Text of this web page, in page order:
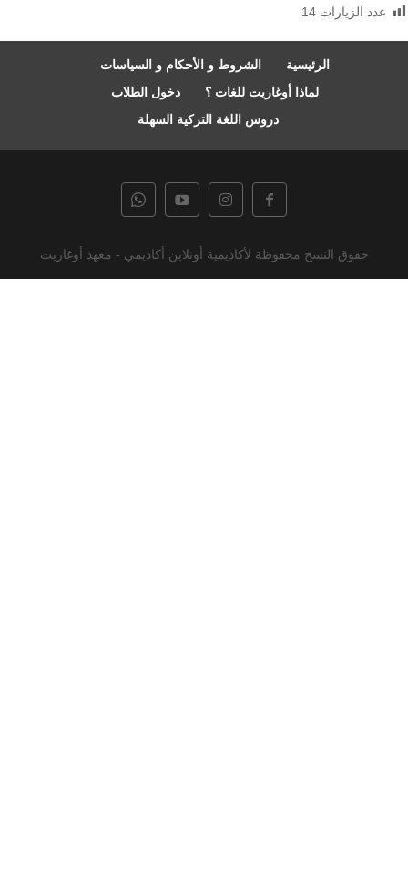
عدد الزيارات 14
الرئيسية
الشروط و الأحكام و السياسات
لماذا أوغاريت للغات ؟
دخول الطلاب
دروس اللغة التركية السهلة
حقوق النسخ محفوظة لأكاديمية أونلاين أكاديمي - معهد أوغاريت